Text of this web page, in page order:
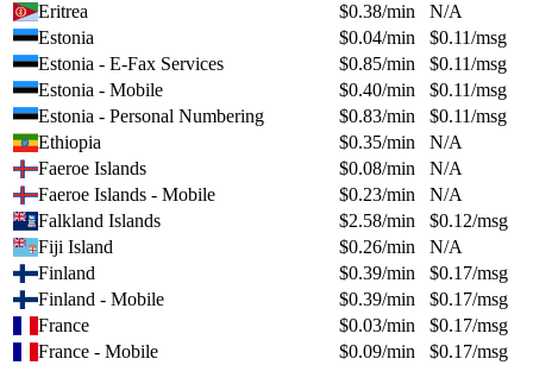
Eritrea
$0.38/min
N/A
Estonia
$0.04/min $0.11/msg
Estonia - E-Fax Services
$0.85/min $0.11/msg
Estonia - Mobile
$0.40/min $0.11/msg
Estonia - Personal Numbering
$0.83/min $0.11/msg
Ethiopia
$0.35/min
N/A
Faeroe Islands
$0.08/min
N/A
Faeroe Islands - Mobile
$0.23/min
N/A
Falkland Islands
$2.58/min $0.12/msg
Fiji Island
$0.26/min
N/A
Finland
$0.39/min $0.17/msg
Finland - Mobile
$0.39/min $0.17/msg
France
$0.03/min $0.17/msg
France - Mobile
$0.09/min $0.17/msg